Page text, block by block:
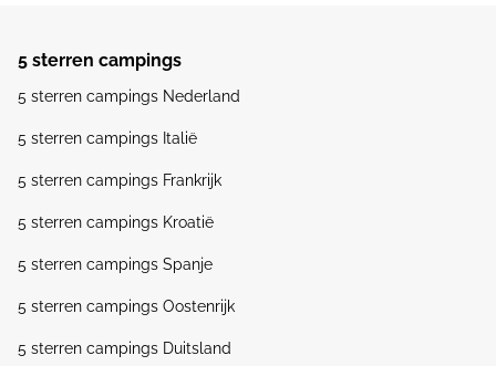
5 sterren campings
5 sterren campings Nederland
5 sterren campings Italië
5 sterren campings Frankrijk
5 sterren campings Kroatië
5 sterren campings Spanje
5 sterren campings Oostenrijk
5 sterren campings Duitsland